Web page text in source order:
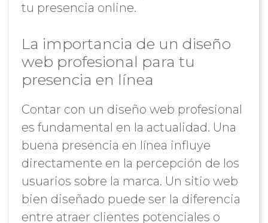
tu presencia online.
La importancia de un diseño
web profesional para tu
presencia en línea
Contar con un diseño web profesional
es fundamental en la actualidad. Una
buena presencia en línea influye
directamente en la percepción de los
usuarios sobre la marca. Un sitio web
bien diseñado puede ser la diferencia
entre atraer clientes potenciales o